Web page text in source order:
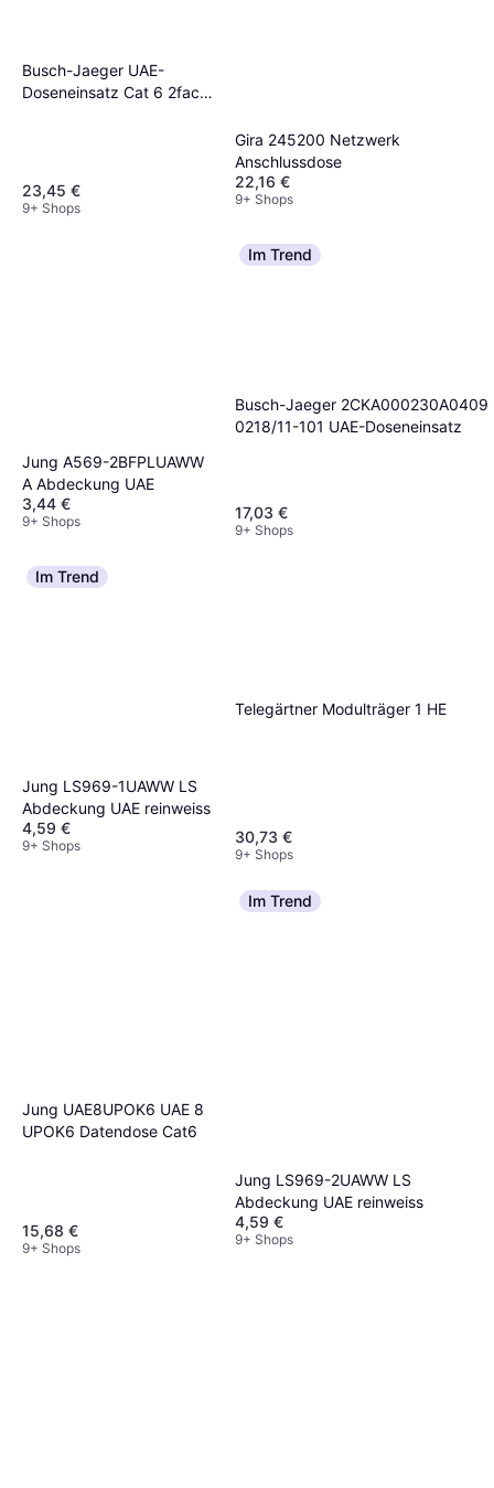
Busch-Jaeger UAE-
Doseneinsatz Cat 6 2fach
23,45 €
9+ Shops
Gira 245200 Netzwerk
Anschlussdose
22,16 €
9+ Shops
Jung A569-2BFPLUAWW
A Abdeckung UAE
3,44 €
9+ Shops
Im Trend
Busch-Jaeger 2CKA000230A0409
0218/11-101 UAE-Doseneinsatz
17,03 €
9+ Shops
Im Trend
Jung LS969-1UAWW LS
Abdeckung UAE reinweiss
4,59 €
9+ Shops
Telegärtner Modulträger 1 HE
30,73 €
9+ Shops
Jung UAE8UPOK6 UAE 8
UPOK6 Datendose Cat6
15,68 €
9+ Shops
Im Trend
Jung LS969-2UAWW LS
Abdeckung UAE reinweiss
4,59 €
9+ Shops